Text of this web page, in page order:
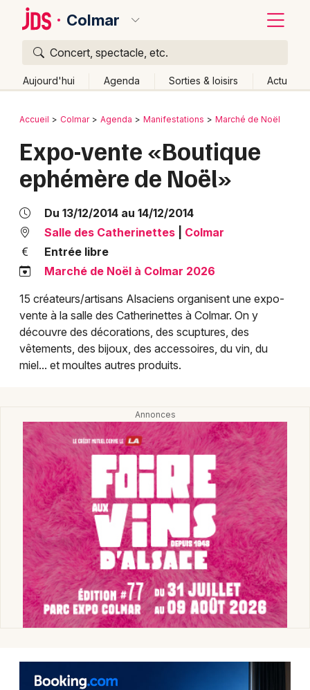
Colmar
Concert, spectacle, etc.
Aujourd'hui Agenda Sorties & loisirs Actu
Publier un événement
Grands événements
Activité & Expérience
Manifestations
Foires & salons
Spectacles
Concerts
Soirées
Sorties famille
Expos
Sorties & loisirs
Marché de Noël dans le Haut-Rhin
Marché de Noël en Alsace
Bordeaux
Colmar
Lyon
Marseille
Montpellier
Nantes
Nice
Strasbourg
Toulouse
Toutes les villes
Retour
Accueil Colmar Agenda Manifestations Marché de Noël
Expo-vente «Boutique
ephémère de Noël»
Du 13/12/2014 au 14/12/2014
Salle des Catherinettes
Colmar
Entrée libre
Marché de Noël à Colmar 2026
15 créateurs/artisans Alsaciens organisent une expo-
vente à la salle des Catherinettes à Colmar. On y
découvre des décorations, des scuptures, des
vêtements, des bijoux, des accessoires, du vin, du
miel... et moultes autres produits.
Quoi ?
Où ?
Près de moi
Changer de lieu
Quand ?
Effacer les dates
Aujourd'hui
Demain Ce week-end